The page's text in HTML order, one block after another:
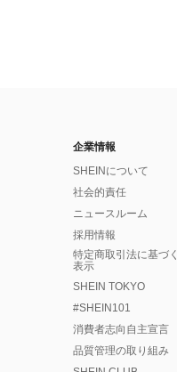
企業情報
SHEINについて
社会的責任
ニュースルーム
採用情報
特定商取引法に基づく
表示
SHEIN TOKYO
#SHEIN101
消費者志向自主宣言
品質管理の取り組み